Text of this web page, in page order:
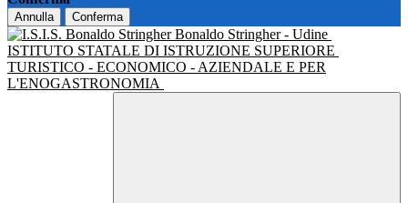
Annulla Conferma
Bonaldo Stringher - Udine
ISTITUTO STATALE DI ISTRUZIONE SUPERIORE
TURISTICO - ECONOMICO - AZIENDALE E PER
L'ENOGASTRONOMIA